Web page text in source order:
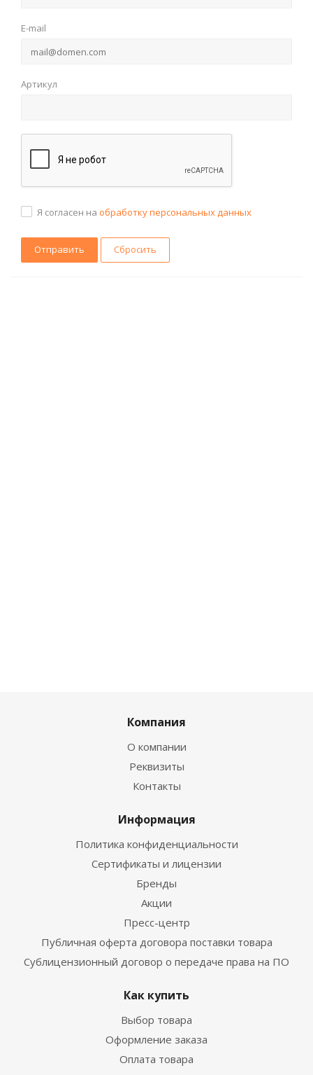
E-mail
Артикул
Я согласен на обработку персональных данных
Сбросить
Компания
О компании
Реквизиты
Контакты
Информация
Политика конфиденциальности
Сертификаты и лицензии
Бренды
Акции
Пресс-центр
Публичная оферта договора поставки товара
Сублицензионный договор о передаче права на ПО
Как купить
Выбор товара
Оформление заказа
Оплата товара